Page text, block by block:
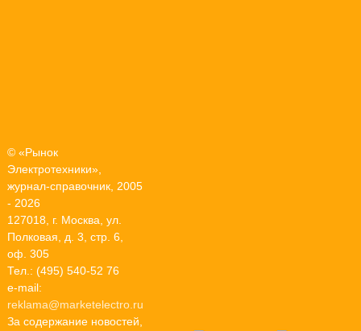
© «Рынок
Электротехники»,
журнал-справочник, 2005
- 2026
127018, г. Москва, ул.
Полковая, д. 3, стр. 6,
оф. 305
Тел.: (495) 540-52 76
e-mail:
reklama@marketelectro.ru
За содержание новостей,